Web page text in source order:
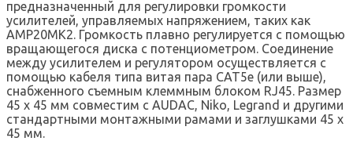
предназначенный для регулировки громкости
усилителей, управляемых напряжением, таких как
AMP20MK2. Громкость плавно регулируется с помощью
вращающегося диска с потенциометром. Соединение
между усилителем и регулятором осуществляется с
помощью кабеля типа витая пара CAT5e (или выше),
снабженного съемным клеммным блоком RJ45. Размер
45 x 45 мм совместим с AUDAC, Niko, Legrand и другими
стандартными монтажными рамами и заглушками 45 x
45 мм.